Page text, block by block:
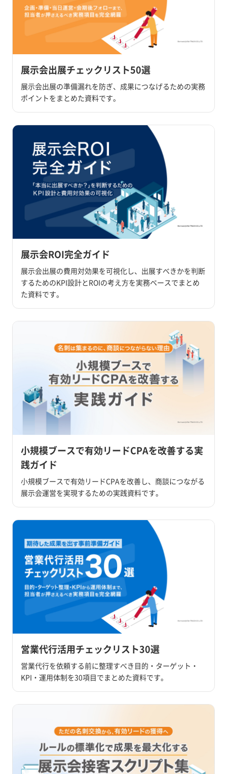
展示会出展チェックリスト50選
展示会出展の準備漏れを防ぎ、成果につなげるための実務
ポイントをまとめた資料です。
展示会ROI完全ガイド
展示会出展の費用対効果を可視化し、出展すべきかを判断
するためのKPI設計とROIの考え方を実務ベースでまとめ
た資料です。
小規模ブースで有効リードCPAを改善する実
践ガイド
小規模ブースで有効リードCPAを改善し、商談につながる
展示会運営を実現するための実践資料です。
営業代行活用チェックリスト30選
営業代行を依頼する前に整理すべき目的・ターゲット・
KPI・運用体制を30項目でまとめた資料です。